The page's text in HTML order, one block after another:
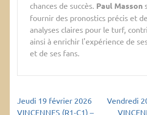
chances de succès. Paul Masson
fournir des pronostics précis et
analyses claires pour le turf,
ainsi à enrichir l'expérience de
et de ses fans.
Navigation
de
Jeudi 19 février 2026
VINCENNES (R1-C1) –
Vendredi